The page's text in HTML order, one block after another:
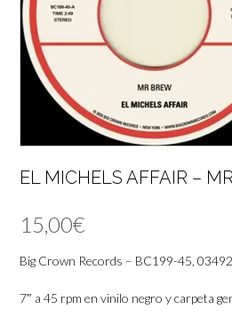
EL MICHELS AFFAIR –
15,00€
Big Crown Records – BC199-45,
7″ a 45 rpm en vinilo negro y carpeta